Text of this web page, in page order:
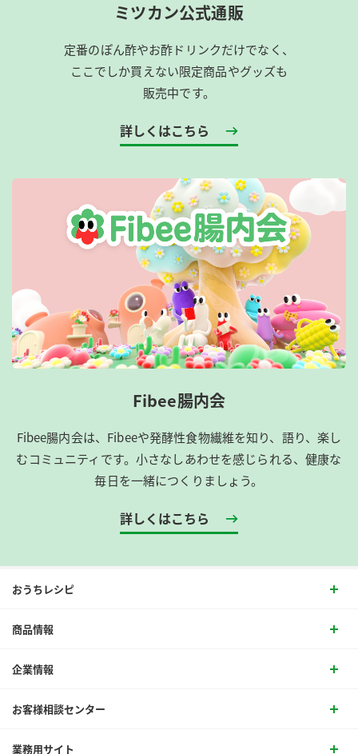
ミツカン公式通販
定番のぽん酢やお酢ドリンクだけでなく、
ここでしか買えない限定商品やグッズも
販売中です。
詳しくはこちら
Fibee腸内会
Fibee腸内会は、​Fibeeや発酵性食物繊維を知り、語り、楽し
むコミュニティです。​小さなしあわせを感じられる、健康な
毎日を一緒につくりましょう。
詳しくはこちら
おうちレシピ
商品情報
企業情報
お客様相談センター
業務用サイト